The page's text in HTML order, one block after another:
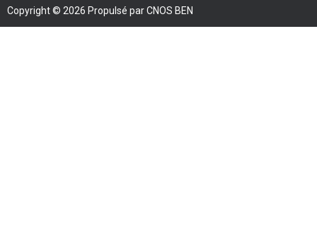
Copyright © 2026 Propulsé par CNOS BEN